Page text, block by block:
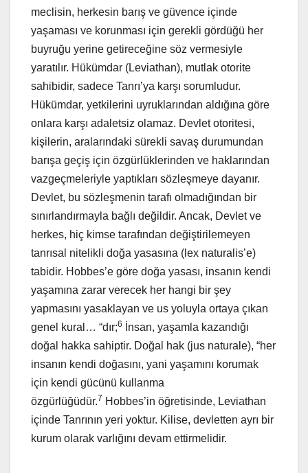
meclisin, herkesin barış ve güvence içinde
yaşaması ve korunması için gerekli gördüğü her
buyruğu yerine getireceğine söz vermesiyle
yaratılır. Hükümdar (Leviathan), mutlak otorite
sahibidir, sadece Tanrı’ya karşı sorumludur.
Hükümdar, yetkilerini uyruklarından aldığına göre
onlara karşı adaletsiz olamaz. Devlet otoritesi,
kişilerin, aralarındaki sürekli savaş durumundan
barışa geçiş için özgürlüklerinden ve haklarından
vazgeçmeleriyle yaptıkları sözleşmeye dayanır.
Devlet, bu sözleşmenin tarafı olmadığından bir
sınırlandırmayla bağlı değildir. Ancak, Devlet ve
herkes, hiç kimse tarafından değiştirilemeyen
tanrısal nitelikli doğa yasasına (lex naturalis’e)
tabidir. Hobbes’e göre doğa yasası, insanın kendi
yaşamına zarar verecek her hangi bir şey
yapmasını yasaklayan ve us yoluyla ortaya çıkan
genel kural… “dır;6
İnsan, yaşamla kazandığı
doğal hakka sahiptir. Doğal hak (jus naturale), “her
insanın kendi doğasını, yani yaşamını korumak
için kendi gücünü kullanma
özgürlüğüdür.7 Hobbes’in öğretisinde, Leviathan
içinde Tanrının yeri yoktur. Kilise, devletten ayrı bir
kurum olarak varlığını devam ettirmelidir.